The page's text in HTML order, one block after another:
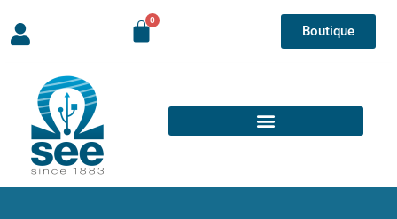
Boutique